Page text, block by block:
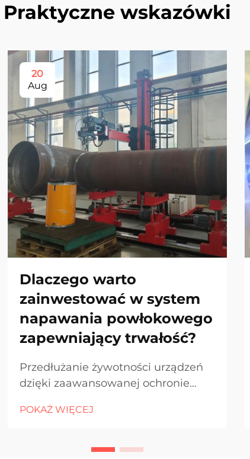
Praktyczne wskazówki
20
Aug
Dlaczego warto
zainwestować w system
napawania powłokowego
zapewniający trwałość?
Przedłużanie żywotności urządzeń
dzięki zaawansowanej ochronie
urządzenia są stale narażone na
ekstremalnych ciśnień, priorytetem
POKAŻ WIĘCEJ